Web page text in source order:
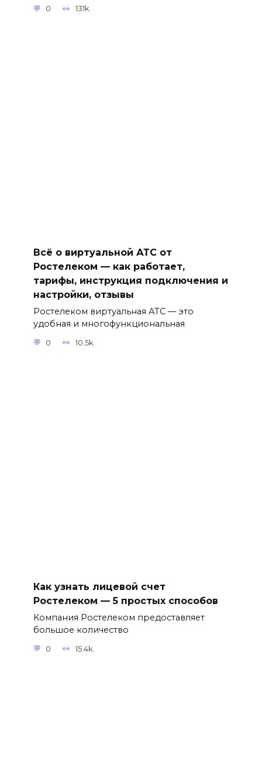
0 131k.
Всё о виртуальной АТС от
Ростелеком — как работает,
тарифы, инструкция подключения и
настройки, отзывы
Ростелеком виртуальная АТС — это
удобная и многофункциональная
0 10.5k.
Как узнать лицевой счет
Ростелеком — 5 простых способов
Компания Ростелеком предоставляет
большое количество
0 15.4k.